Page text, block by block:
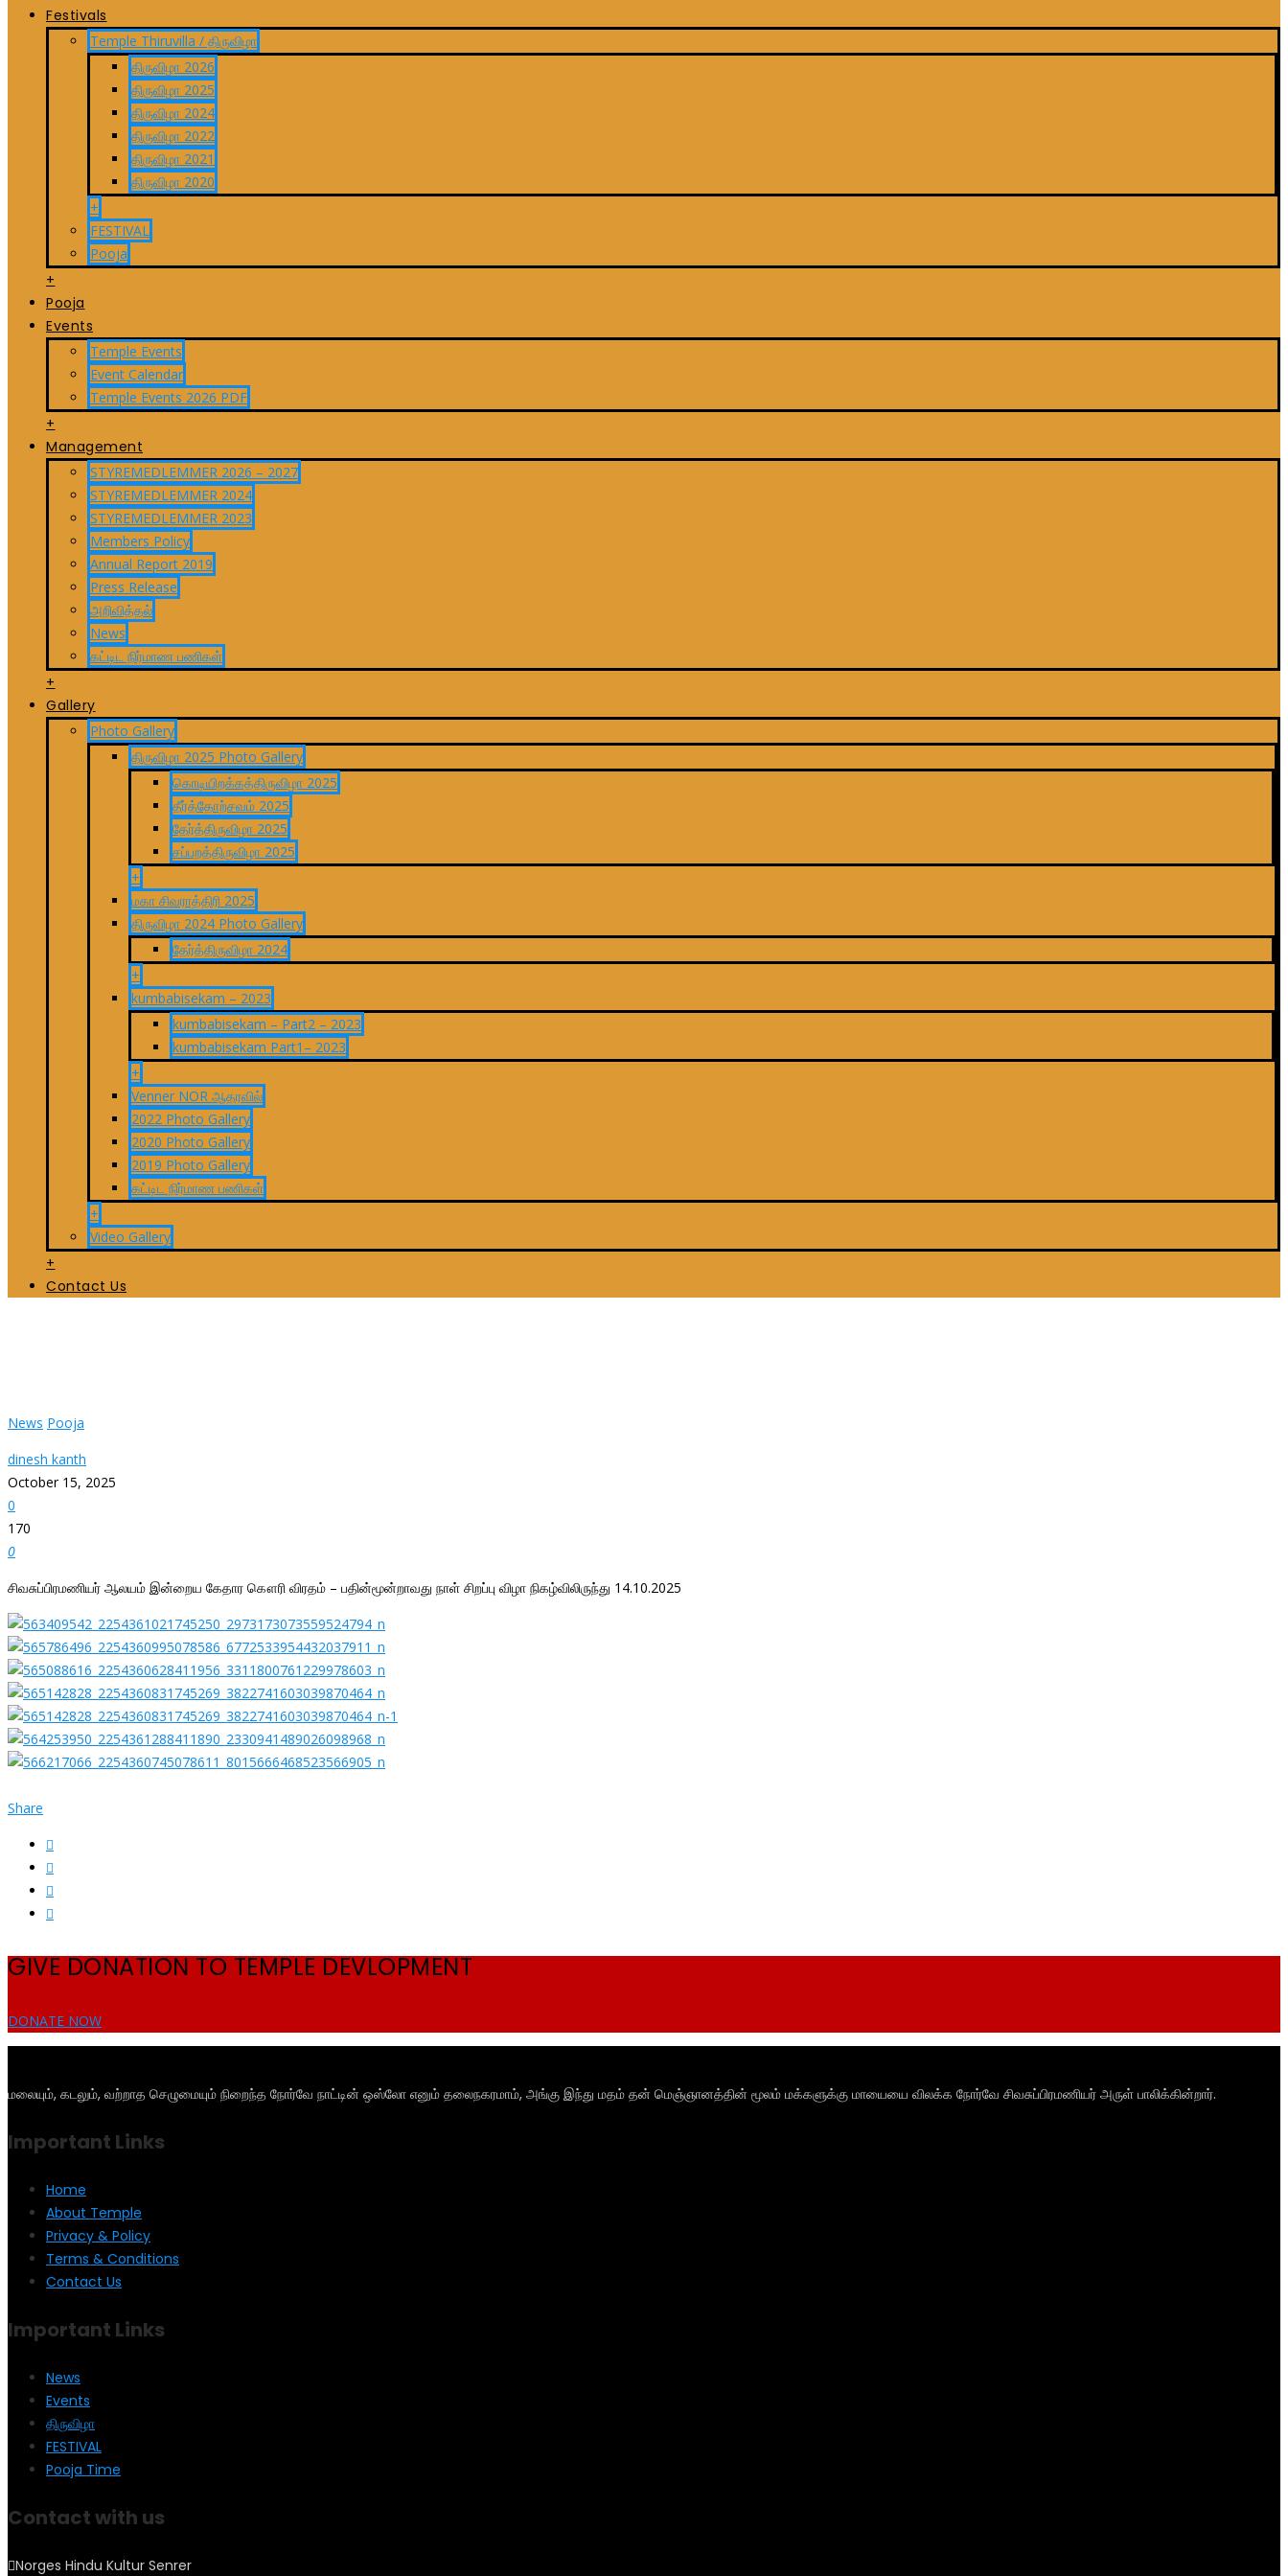
Festivals
Temple Thiruvilla / திருவிழா
திருவிழா 2026
திருவிழா 2025
திருவிழா 2024
திருவிழா 2022
திருவிழா 2021
திருவிழா 2020
+
FESTIVAL
Pooja
+
Pooja
Events
Temple Events
Event Calendar
Temple Events 2026 PDF
+
Management
STYREMEDLEMMER 2026 – 2027
STYREMEDLEMMER 2024
STYREMEDLEMMER 2023
Members Policy
Annual Report 2019
Press Release
அறிவித்தல்
News
கட்டிட நிர்மாண பணிகள்
+
Gallery
Photo Gallery
திருவிழா 2025 Photo Gallery
கொடியிறக்கத்திருவிழா 2025
தீர்த்தோற்சவம் 2025
தேர்த்திருவிழா 2025
சப்பறத்திருவிழா 2025
+
மகா சிவராத்திரி 2025
திருவிழா 2024 Photo Gallery
தேர்த்திருவிழா 2024
+
kumbabisekam – 2023
kumbabisekam – Part2 – 2023
kumbabisekam Part1– 2023
+
Venner NOR ஆதரவில்
2022 Photo Gallery
2020 Photo Gallery
2019 Photo Gallery
கட்டிட நிர்மாண பணிகள்
+
Video Gallery
+
Contact Us
News Pooja
dinesh kanth
October 15, 2025
0
170
0
சிவசுப்பிரமணியர் ஆலயம் இன்றைய கேதார கௌரி விரதம் – பதின்மூன்றாவது நாள் சிறப்பு விழா நிகழ்விலிருந்து 14.10.2025
Share
GIVE DONATION TO TEMPLE DEVLOPMENT
DONATE NOW
மலையும், கடலும், வற்றாத செழுமையும் நிறைந்த நோர்வே நாட்டின் ஒஸ்லோ எனும் தலைநகரமாம், அங்கு இந்து மதம் தன் மெஞ்ஞானத்தின் மூலம் மக்களுக்கு மாயையை விலக்க நோர்வே சிவசுப்பிரமணியர் அருள் பாலிக்கின்றார்.
Important Links
Home
About Temple
Privacy & Policy
Terms & Conditions
Contact Us
Important Links
News
Events
திருவிழா
FESTIVAL
Pooja Time
Contact with us
Norges Hindu Kultur Senrer